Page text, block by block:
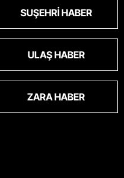
SUŞEHRI HABER
ULAŞ HABER
ZARA HABER